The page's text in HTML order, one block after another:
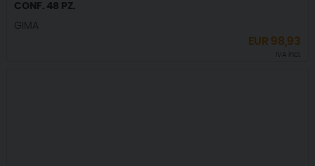
CONF. 48 PZ.
GIMA
EUR 98,93
IVA incl.